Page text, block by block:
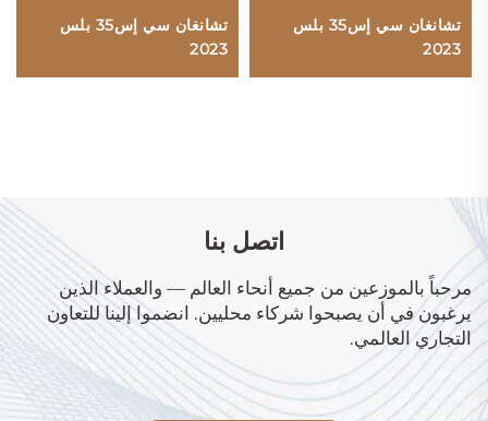
تشانغان سي إس35 بلس
2023
تشانغان سي إس35 بلس
2023
اتصل بنا
مرحباً بالموزعين من جميع أنحاء العالم — والعملاء الذين
يرغبون في أن يصبحوا شركاء محليين. انضموا إلينا للتعاون
التجاري العالمي.